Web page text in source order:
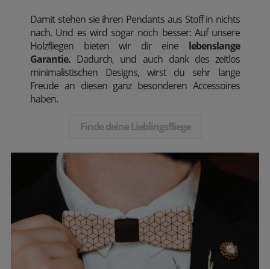
Damit stehen sie ihren Pendants aus Stoff in nichts
nach. Und es wird sogar noch besser: Auf unsere
Holzfliegen bieten wir dir eine lebenslange
Garantie. Dadurch, und auch dank des zeitlos
minimalistischen Designs, wirst du sehr lange
Freude an diesen ganz besonderen Accessoires
haben.
Finde deine Lieblingsfliege